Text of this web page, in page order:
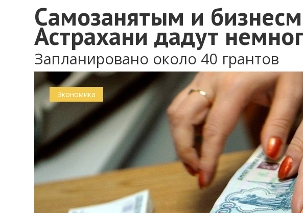
Самозанятым и
Астрахани дадут
Запланировано около 40 грантов
Экономика